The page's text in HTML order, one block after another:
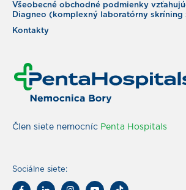
Všeobecné obchodné podmienky
Diagneo (komplexný laboratórny skríning
Kontakty
Člen siete nemocníc Penta Hospitals
Sociálne siete: